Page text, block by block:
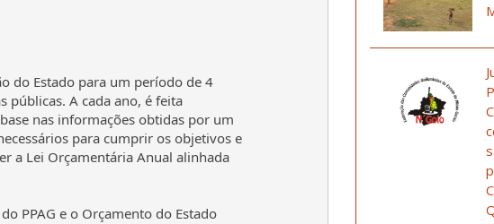
do Estado para um período de 4
públicas. A cada ano, é feita
nas informações obtidas por um
para cumprir os objetivos e
a Lei Orçamentária Anual alinhada
PPAG e o Orçamento do Estado